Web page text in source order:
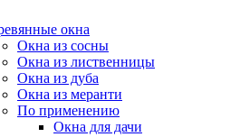
окна
Окна из сосны
Окна из лиственницы
Окна из дуба
Окна из меранти
По применению
Окна для дачи